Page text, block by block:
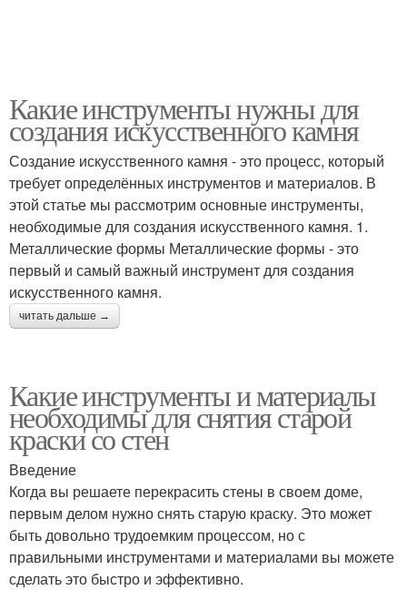
Какие инструменты нужны для
создания искусственного камня
Создание искусственного камня - это процесс, который
требует определённых инструментов и материалов. В
этой статье мы рассмотрим основные инструменты,
необходимые для создания искусственного камня. 1.
Металлические формы Металлические формы - это
первый и самый важный инструмент для создания
искусственного камня.
читать дальше →
Какие инструменты и материалы
необходимы для снятия старой
краски со стен
Введение
Когда вы решаете перекрасить стены в своем доме,
первым делом нужно снять старую краску. Это может
быть довольно трудоемким процессом, но с
правильными инструментами и материалами вы можете
сделать это быстро и эффективно.